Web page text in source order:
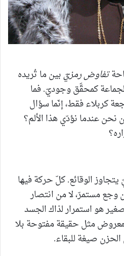
تفاوض رمزيّبين ما تُريده
كمحقَّق وجوديّ. فما
كربلاء فقط، إنّما سؤال
عندما نؤدّي هذا الألم؟
الوقائع. كلّ حركة فيها
وجع مستمرّ، لا من انتصار
هو استمرار لذاك الجسد
المعروض مثل حقيقة مفتوحة بلا
صيغة للبقاء.